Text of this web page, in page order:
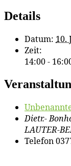
Details
Datum: 10.
Zeit:
14:00 -
Dietr.-
LAUTER-
Telefon